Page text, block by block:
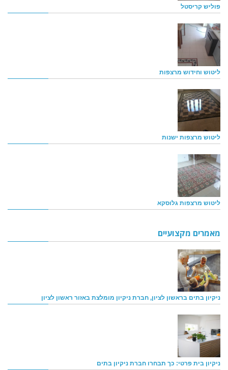
פוליש קריסטל
ליטוש וחידוש מרצפות
ליטוש מרצפות ישנות
ליטוש מרצפות גלוסקא
מאמרים מקצועיים
ניקיון בתים בראשון לציון, חברת ניקיון מומלצת באזור ראשון לציון
ניקיון בית פרטי: כך תבחרו חברת ניקיון בתים